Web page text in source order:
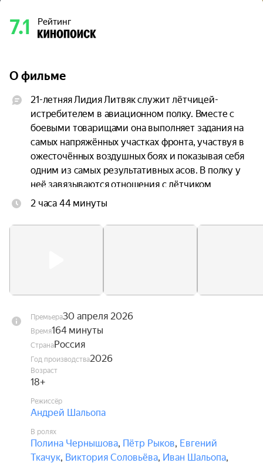
7.1 Рейтинг
О фильме
21-летняя Лидия Литвяк служит лётчицей-
истребителем в авиационном полку. Вместе с
боевыми товарищами она выполняет задания на
самых напряжённых участках фронта, участвуя в
ожесточённых воздушных боях и показывая себя
одним из самых результативных асов. В полку у
неё завязываются отношения с лётчиком
Алексеем Соломатиным. Её боевые победы,
твёрдый характер, который навсегда вписывает
2 часа 44 минуты
Премьера30 апреля 2026
Время164 минуты
СтранаРоссия
Год производства2026
Возраст
18+
Режиссёр
Андрей Шальопа
В ролях
Полина Чернышова, Пётр Рыков, Евгений
Ткачук, Виктория Соловьёва, Иван Шальопа,